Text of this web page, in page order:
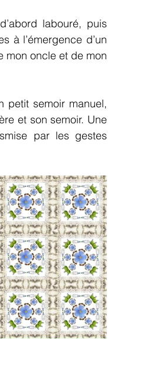
labouré, puis
à l’émergence d’un
mon oncle et de mon
petit semoir manuel,
et son semoir. Une
par les gestes